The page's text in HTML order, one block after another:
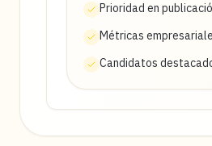
Prioridad en
Métricas
Candidatos